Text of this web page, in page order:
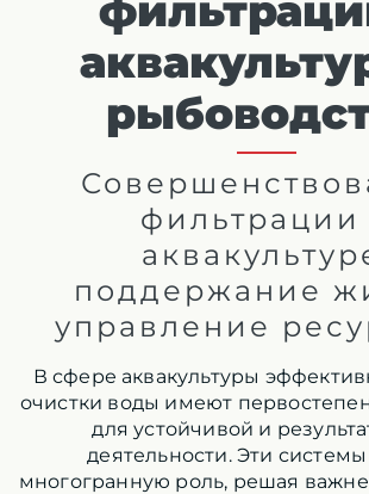
фильтрации
поддержание
управление
В сфере аквакультуры
очистки воды имеют
для устойчивой и
деятельности. Эти
многогранную роль, решая